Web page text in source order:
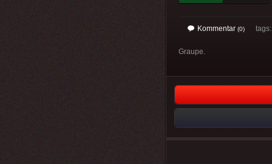
Kommentar (0) tags:
Graupe.